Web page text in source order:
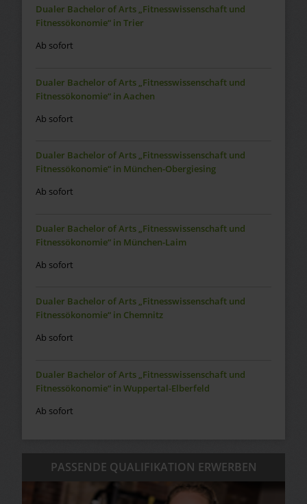
Dualer Bachelor of Arts „Fitnesswissenschaft und
Fitnessökonomie“ in Trier
Ab sofort
Dualer Bachelor of Arts „Fitnesswissenschaft und
Fitnessökonomie“ in Aachen
Ab sofort
Dualer Bachelor of Arts „Fitnesswissenschaft und
Fitnessökonomie“ in München-Obergiesing
Ab sofort
Dualer Bachelor of Arts „Fitnesswissenschaft und
Fitnessökonomie“ in München-Laim
Ab sofort
Dualer Bachelor of Arts „Fitnesswissenschaft und
Fitnessökonomie“ in Chemnitz
Ab sofort
Dualer Bachelor of Arts „Fitnesswissenschaft und
Fitnessökonomie“ in Wuppertal-Elberfeld
Ab sofort
PASSENDE QUALIFIKATION ERWERBEN